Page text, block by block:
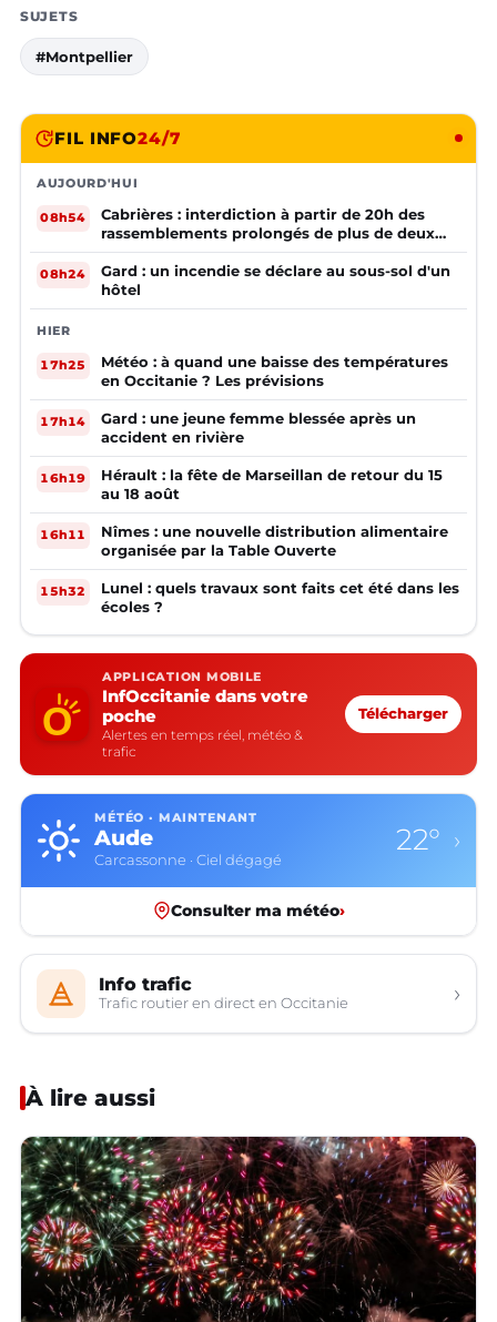
SUJETS
#Montpellier
FIL INFO24/7
AUJOURD'HUI
08h54
Cabrières : interdiction à partir de 20h des
rassemblements prolongés de plus de deux
mineurs non accompagnés d'un adulte
08h24
Gard : un incendie se déclare au sous-sol d'un
hôtel
HIER
17h25
Météo : à quand une baisse des températures
en Occitanie ? Les prévisions
17h14
Gard : une jeune femme blessée après un
accident en rivière
16h19
Hérault : la fête de Marseillan de retour du 15
au 18 août
16h11
Nîmes : une nouvelle distribution alimentaire
organisée par la Table Ouverte
15h32
Lunel : quels travaux sont faits cet été dans les
écoles ?
APPLICATION MOBILE
InfOccitanie dans votre
poche
Alertes en temps réel, météo &
trafic
Télécharger
MÉTÉO · MAINTENANT
Aude
Carcassonne · Ciel dégagé
22° ›
Consulter ma météo›
Info trafic
Trafic routier en direct en Occitanie ›
À lire aussi